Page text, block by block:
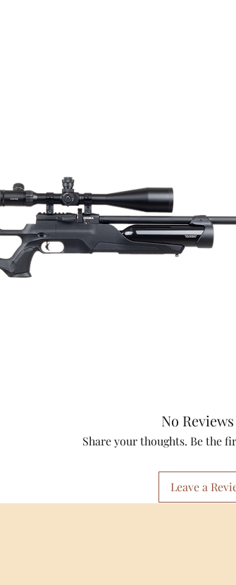
No
Share your thoughts. Be the
Leave a